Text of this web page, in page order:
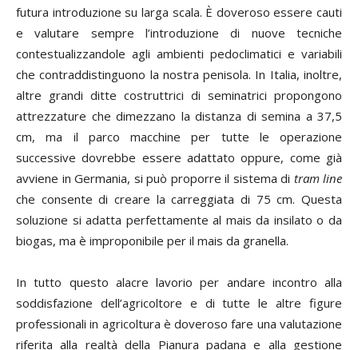
futura introduzione su larga scala. È doveroso essere cauti
e valutare sempre l’introduzione di nuove tecniche
contestualizzandole agli ambienti pedoclimatici e variabili
che contraddistinguono la nostra penisola. In Italia, inoltre,
altre grandi ditte costruttrici di seminatrici propongono
attrezzature che dimezzano la distanza di semina a 37,5
cm, ma il parco macchine per tutte le operazione
successive dovrebbe essere adattato oppure, come già
avviene in Germania, si può proporre il sistema di tram line
che consente di creare la carreggiata di 75 cm. Questa
soluzione si adatta perfettamente al mais da insilato o da
biogas, ma è improponibile per il mais da granella.
In tutto questo alacre lavorio per andare incontro alla
soddisfazione dell’agricoltore e di tutte le altre figure
professionali in agricoltura è doveroso fare una valutazione
riferita alla realtà della Pianura padana e alla gestione